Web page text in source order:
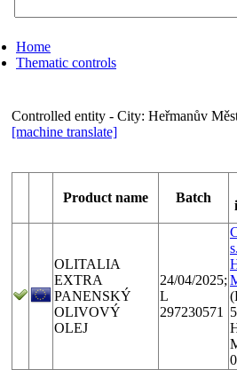
food
inspection
Home
Thematic controls
Controlled entity - City: Heřmanův
[machine translate]
Product name Batch
OLITALIA
EXTRA
PANENSKÝ
OLIVOVÝ
OLEJ
24/04/2025;
L
297230571